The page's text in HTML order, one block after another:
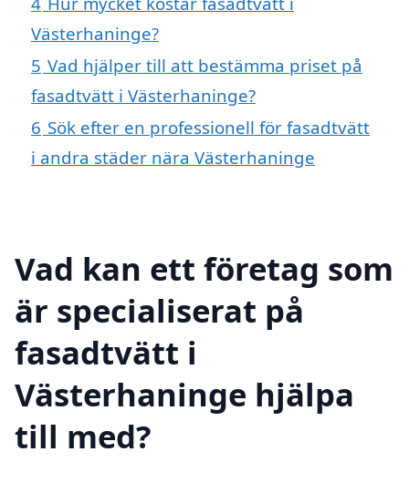
Västerhaninge?
5 Vad hjälper till att bestämma priset på
fasadtvätt i Västerhaninge?
6 Sök efter en professionell för fasadtvätt
i andra städer nära Västerhaninge
Vad kan ett företag som
är specialiserat på
fasadtvätt i
Västerhaninge hjälpa
till med?